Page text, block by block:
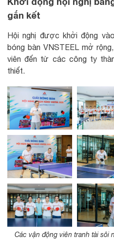
gắn kết
Hội nghị được khởi động
bóng bàn VNSTEEL mở
viên đến từ các công ty
thiết.
Các vận động viên tranh tài sôi